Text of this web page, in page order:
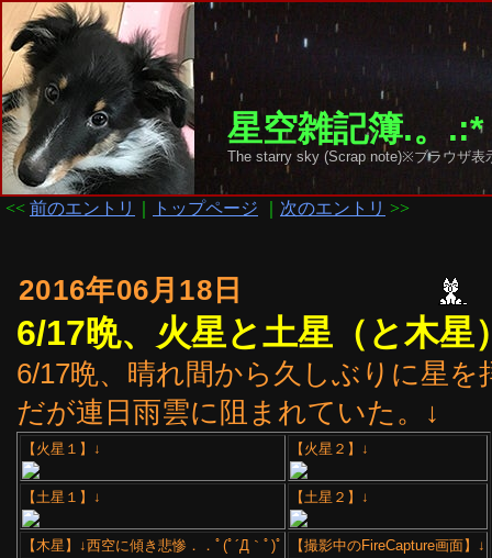
星空雑記簿.。
The starry sky (Scrap note)※ブラウザ
<< 前のエントリ トップページ 次のエントリ >>
2016年06月18日
6/17晩、火星と土星（と木星
6/17晩、晴れ間から久しぶりに星
だが連日雨雲に阻まれていた。↓
【火星１】↓ 【火星２】↓
【土星１】↓ 【土星２】↓
【木星】↓西空に傾き悲惨．．ﾟ(ﾟ´Д｀ﾟ)ﾟ 【撮影中のFireCapture画面】↓